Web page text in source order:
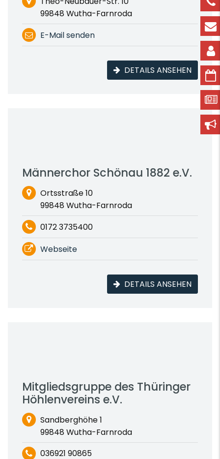
99848 Wutha-Farnroda
E-Mail senden
DETAILS ANSEHEN
Männerchor Schönau 1882 e.V.
Ortsstraße 10
99848 Wutha-Farnroda
0172 3735400
Webseite
DETAILS ANSEHEN
Mitgliedsgruppe des Thüringer
Höhlenvereins e.V.
Sandberghöhe 1
99848 Wutha-Farnroda
036921 90865